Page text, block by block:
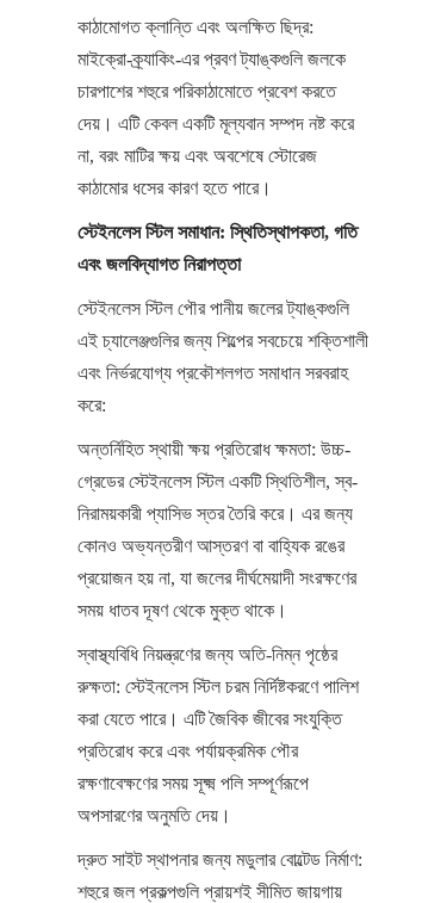
কাঠামোগত ক্লান্তি এবং অলক্ষিত ছিদ্র:
মাইক্রো-ক্র্যাকিং-এর প্রবণ ট্যাঙ্কগুলি জলকে
চারপাশের শহুরে পরিকাঠামোতে প্রবেশ করতে
দেয়। এটি কেবল একটি মূল্যবান সম্পদ নষ্ট করে
না, বরং মাটির ক্ষয় এবং অবশেষে স্টোরেজ
কাঠামোর ধসের কারণ হতে পারে।
স্টেইনলেস স্টিল সমাধান: স্থিতিস্থাপকতা, গতি
এবং জলবিদ্যাগত নিরাপত্তা
স্টেইনলেস স্টিল পৌর পানীয় জলের ট্যাঙ্কগুলি
এই চ্যালেঞ্জগুলির জন্য শিল্পের সবচেয়ে শক্তিশালী
এবং নির্ভরযোগ্য প্রকৌশলগত সমাধান সরবরাহ
করে:
অন্তর্নিহিত স্থায়ী ক্ষয় প্রতিরোধ ক্ষমতা: উচ্চ-
গ্রেডের স্টেইনলেস স্টিল একটি স্থিতিশীল, স্ব-
নিরাময়কারী প্যাসিভ স্তর তৈরি করে। এর জন্য
কোনও অভ্যন্তরীণ আস্তরণ বা বাহ্যিক রঙের
প্রয়োজন হয় না, যা জলের দীর্ঘমেয়াদী সংরক্ষণের
সময় ধাতব দূষণ থেকে মুক্ত থাকে।
স্বাস্থ্যবিধি নিয়ন্ত্রণের জন্য অতি-নিম্ন পৃষ্ঠের
রুক্ষতা: স্টেইনলেস স্টিল চরম নির্দিষ্টকরণে পালিশ
করা যেতে পারে। এটি জৈবিক জীবের সংযুক্তি
প্রতিরোধ করে এবং পর্যায়ক্রমিক পৌর
রক্ষণাবেক্ষণের সময় সূক্ষ্ম পলি সম্পূর্ণরূপে
অপসারণের অনুমতি দেয়।
দ্রুত সাইট স্থাপনার জন্য মডুলার বোল্টেড নির্মাণ:
শহুরে জল প্রকল্পগুলি প্রায়শই সীমিত জায়গায়